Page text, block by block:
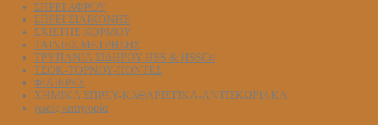
ΣΠΡΕΙ ΑΦΡΟΥ
ΣΠΡΕΙ ΣΙΛΙΚΟΝΗΣ
ΣΧΙΣΤΗΣ ΚΟΡΜΟΥ
ΤΑΙΝΙΕΣ ΜΕΤΡΗΣΗΣ
ΤΡΥΠΑΝΙΑ ΣΙΔΗΡΟΥ HSS & HSSCo
ΤΣΟΚ-ΤΟΡΝΟΥ-ΠΟΝΤΕΣ
ΦΙΛΙΕΡΕΣ
ΧΗΜΙΚΑ ΣΠΡΕΥ-ΚΑΘΑΡΙΣΤΙΚΑ-ΑΝΤΙΣΚΩΡΙΑΚΑ
χωρίς κατηγορία